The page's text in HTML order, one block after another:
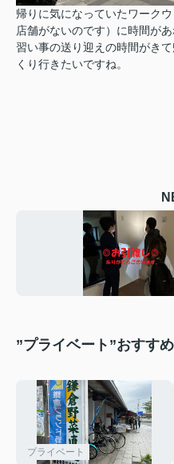
帰りに気になっていたワーク
店舗がないのです）に時間が
習い事の送り迎えの時間がき
くり行きたいですね。
”プライベート”おすす
プライベート